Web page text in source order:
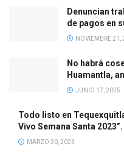
Denuncian
de pagos en
NOVIEMBRE 21,
No habrá
Huamantla,
JUNIO 17, 2025
Todo listo en
Vivo Semana Santa 2023”.
MARZO 30, 2023